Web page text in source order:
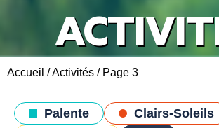
Accueil /Activités / Page 3
Palente
Clairs-Soleils